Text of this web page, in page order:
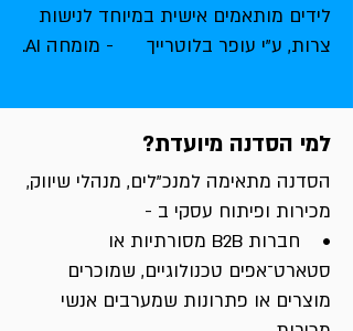
לידים מותאמים אישית במיוחד לנישות
צרות, ע"י עופר בלוטרייך - מומחה AI.
למי הסדנה מיועדת?
הסדנה מתאימה למנכ"לים, מנהלי שיווק,
מכירות ופיתוח עסקי ב -
• חברות B2B מסורתיות או
סטארט־אפים טכנולוגיים, שמוכרים
מוצרים או פתרונות שמערבים אנשי